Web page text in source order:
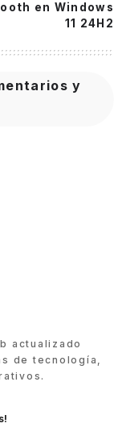
en Windows
11 24H2
y
actualizado
de tecnología,